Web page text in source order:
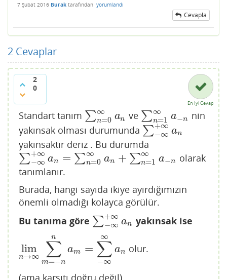
7 Şubat 2016 Burak tarafından yorumlandı
Cevapla
2 Cevaplar
2
0
En İyi Cevap
Standart tanım ∑∞
n=0 an
∑n=0 ∞ an ve ∑∞
n=1 a−n
∑n=1 ∞ a−n
nin
yakınsak olması durumunda ∑+∞
−∞ an
∑−∞+∞ an
yakınsaktır deriz . Bu durumda
∑+∞
−∞ an = ∑∞
n=0 an + ∑∞
n=1 a−n
∑−∞+∞ an =∑n =0∞a n +∑n =1 ∞a−n
olarak
tanımlanır.
Burada, hangi sayıda ikiye ayırdığımızın
önemli olmadığı kolayca görülür.
Bu tanıma göre ∑+∞
−∞ an
∑−∞+∞ an yakınsak ise
lim
n→∞ ∑
m=−n
n
am = ∑
−∞
∞
an
limn ∞ m=−n na m= ∑ −∞ ∞an
olur.
(ama karşıtı doğru değil)